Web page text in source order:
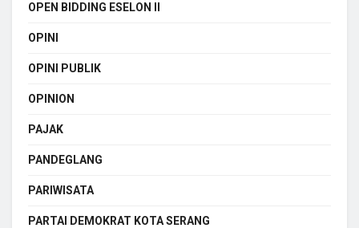
OPEN BIDDING ESELON II
OPINI
OPINI PUBLIK
OPINION
PAJAK
PANDEGLANG
PARIWISATA
PARTAI DEMOKRAT KOTA SERANG